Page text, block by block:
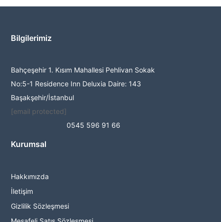
Bilgilerimiz
Bahçeşehir 1. Kısım Mahallesi Pehlivan Sokak
No:5-1 Residence Inn Deluxia Daire: 143
Başakşehir/İstanbul
[email protected]
0545 596 91 66
Kurumsal
Hakkımızda
İletişim
Gizlilik Sözleşmesi